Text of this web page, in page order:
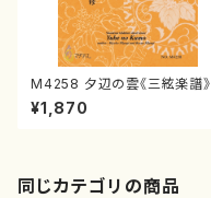
M4258 夕辺の雲《三絃楽譜》
（三絃/宮城喜代子・宮城数江
著・宮城宗家監修/三絃楽譜）
¥1,870
同じカテゴリの商品